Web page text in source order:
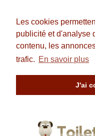
Les cookies
publicité et d'analyse
contenu, les
trafic. En savoir plus
J'ai